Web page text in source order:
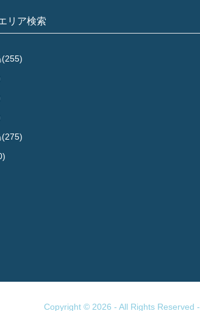
リア検索
(255)
(275)
Copyright © 2026 - All Rights Reserved -